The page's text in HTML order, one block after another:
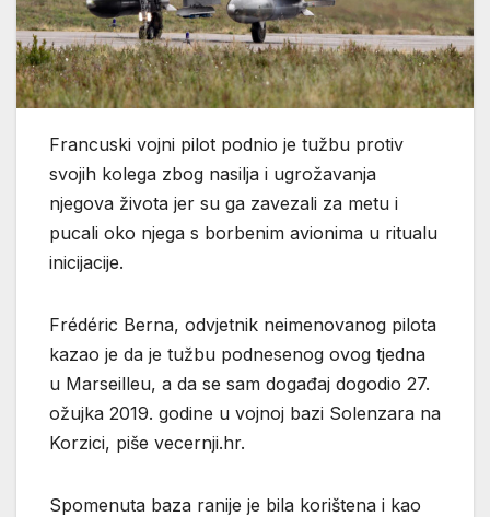
Francuski vojni pilot podnio je tužbu protiv
svojih kolega zbog nasilja i ugrožavanja
njegova života jer su ga zavezali za metu i
pucali oko njega s borbenim avionima u ritualu
inicijacije.
Frédéric Berna, odvjetnik neimenovanog pilota
kazao je da je tužbu podnesenog ovog tjedna
u Marseilleu, a da se sam događaj dogodio 27.
ožujka 2019. godine u vojnoj bazi Solenzara na
Korzici, piše vecernji.hr.
Spomenuta baza ranije je bila korištena i kao